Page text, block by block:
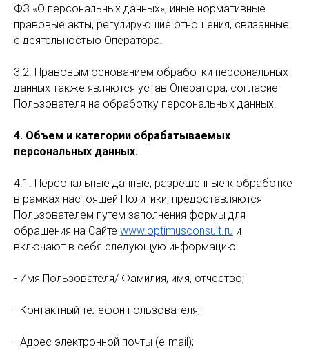
ФЗ «О персональных данных», иные нормативные
правовые акты, регулирующие отношения, связанные
с деятельностью Оператора.
3.2. Правовым основанием обработки персональных
данных также являются устав Оператора, согласие
Пользователя на обработку персональных данных.
4. Объем и категории обрабатываемых
персональных данных.
4.1. Персональные данные, разрешенные к обработке
в рамках настоящей Политики, предоставляются
Пользователем путем заполнения формы для
обращения на Сайте www.optimusconsult.ru и
включают в себя следующую информацию:
- Имя Пользователя/ Фамилия, имя, отчество;
- Контактный телефон пользователя;
- Адрес электронной почты (e-mail);